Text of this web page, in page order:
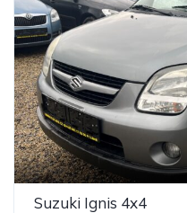
Suzuki Ignis 4x4